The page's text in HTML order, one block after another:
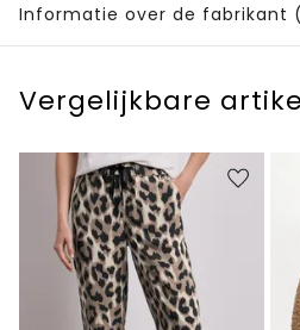
Informatie over de fabrikant
Vergelijkbare